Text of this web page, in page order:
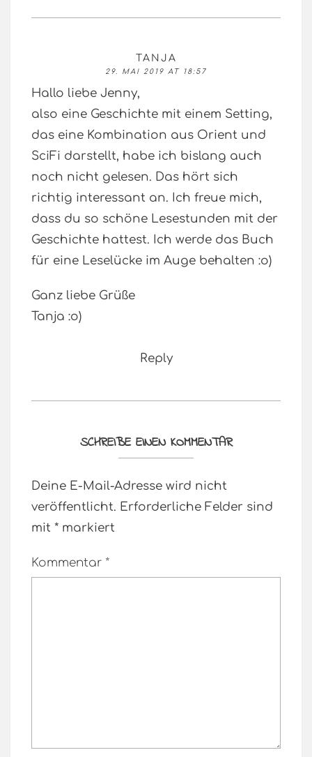
TANJA
29. MAI 2019 AT 18:57
Hallo liebe Jenny,
also eine Geschichte mit einem Setting,
das eine Kombination aus Orient und
SciFi darstellt, habe ich bislang auch
noch nicht gelesen. Das hört sich
richtig interessant an. Ich freue mich,
dass du so schöne Lesestunden mit der
Geschichte hattest. Ich werde das Buch
für eine Leselücke im Auge behalten :o)
Ganz liebe Grüße
Tanja :o)
Reply
SCHREIBE EINEN KOMMENTAR
Deine E-Mail-Adresse wird nicht
veröffentlicht. Erforderliche Felder sind
mit * markiert
Kommentar *